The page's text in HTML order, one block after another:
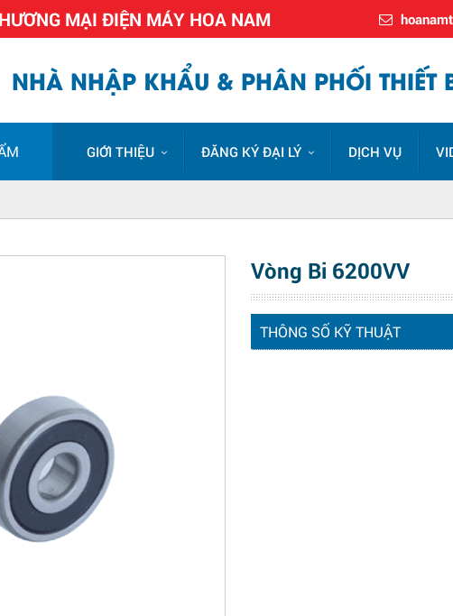
MẠI ĐIỆN MÁY HOA NAM
NHÀ NHẬP KHẨU & PHÂN PHỐI THIẾT
GIỚI THIỆU ĐĂNG KÝ ĐẠI LÝ DỊCH VỤ
Vòng Bi 6200VV
THÔNG SỐ KỸ THUẬT